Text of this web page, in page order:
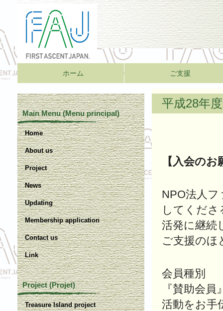
ホーム ご支援
平成28年
【入会のお
NPO法人
してくだ
活発に継続
ご支援のほ
会員種別
『賛助会員
活動をお手
Main Menu (Menu principal)
Home
About us
Project
News
Updating
Membership application
Contact us
Link
Project (Projet)
Treasure Island project